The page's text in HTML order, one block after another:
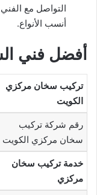
التواصل مع
أنسب الأنواع.
أفضل فني
تركيب سخان مركزي
الكويت
رقم شركة تركيب
سخان مركزي الكويت
خدمة تركيب سخان
مركزي